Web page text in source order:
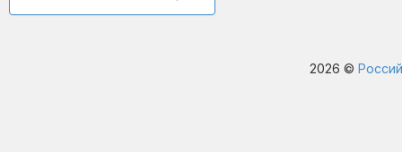
2026 ©